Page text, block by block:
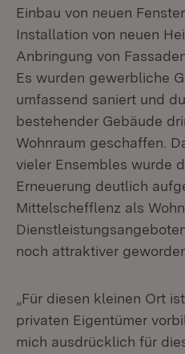
Einbau von neuen
Installation von neuen
Anbringung von
Es wurden gewerbliche
umfassend saniert und
bestehender Gebäude
Wohnraum geschaffen.
vieler Ensembles wurde
Erneuerung deutlich
Mittelschefflenz als
noch attraktiver
„Für diesen kleinen Ort
privaten Eigentümer
mich ausdrücklich für